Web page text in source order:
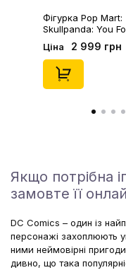
Фігурка Pop Mart:
Twinkle Twinkle:
Up: Scene Sets
(Blind Box: 1 з 10)
(Secret Edition),
(21372)
Ціна 1 699 грн
Якщо потрібна
замовте її
DC Comics – один із
персонажі захоплюють
ними неймовірні
дивно, що така